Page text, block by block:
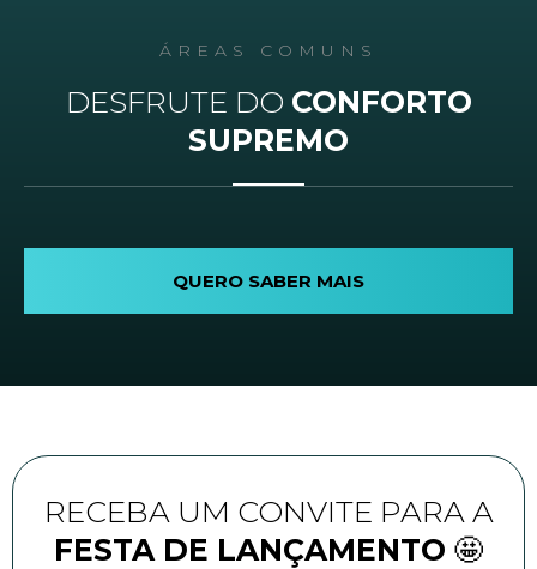
ÁREAS COMUNS
DESFRUTE DO CONFORTO
SUPREMO
QUERO SABER MAIS
RECEBA UM CONVITE PARA A
FESTA DE LANÇAMENTO 🤩